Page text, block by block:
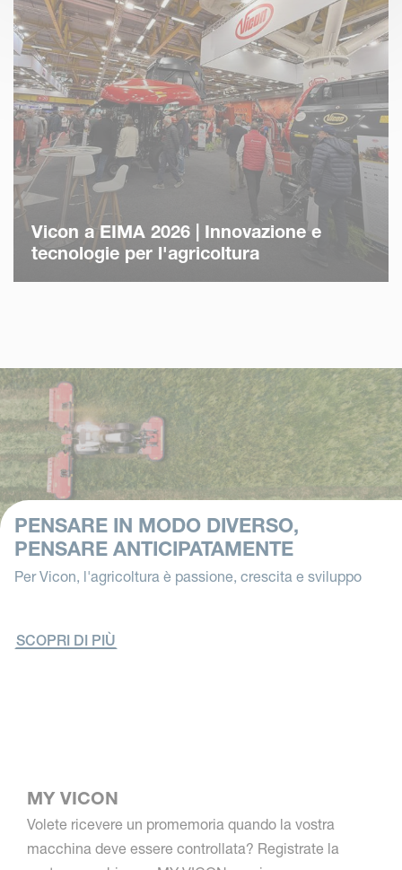
Vicon a EIMA 2026 | Innovazione e
tecnologie per l'agricoltura
PENSARE IN MODO DIVERSO,
PENSARE ANTICIPATAMENTE
Per Vicon, l'agricoltura è passione, crescita e sviluppo
SCOPRI DI PIÙ
MY VICON
Volete ricevere un promemoria quando la vostra
macchina deve essere controllata? Registrate la